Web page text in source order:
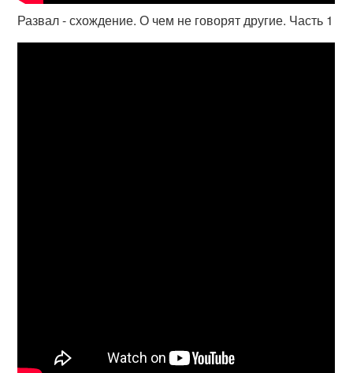
Развал - схождение. О чем не говорят другие. Часть 1